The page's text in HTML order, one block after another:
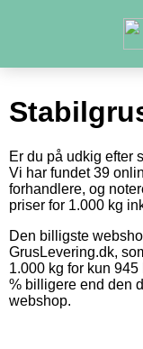
Er du på udkig efter
Vi har fundet 39
forhandlere, og
priser for 1.000 kg
Den billigste
GrusLevering.dk,
1.000 kg for kun 945
% billigere end den
webshop.